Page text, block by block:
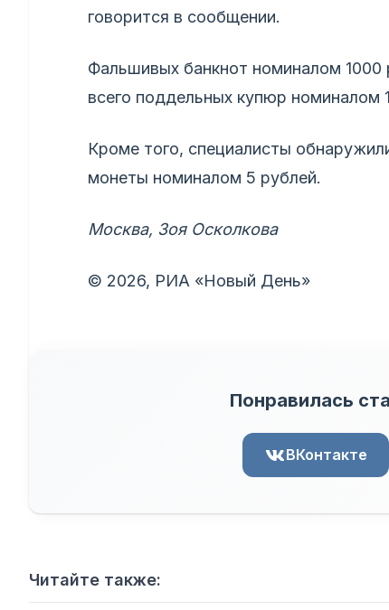
говорится в сообщении.
Фальшивых банкнот номиналом
всего поддельных купюр номиналом
Кроме того, специалисты
монеты номиналом 5 рублей.
Москва, Зоя Осколкова
© 2026, РИА «Новый День»
Понравилась
ВКонтакте
Читайте также: